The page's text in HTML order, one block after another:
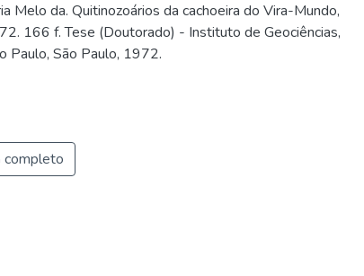
Melo da. Quitinozoários da cachoeira do Vira-Mundo,
166 f. Tese (Doutorado) - Instituto de Geociências,
Paulo, São Paulo, 1972.
completo